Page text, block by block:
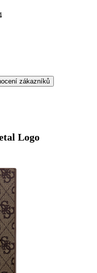
zákazníků
Logo